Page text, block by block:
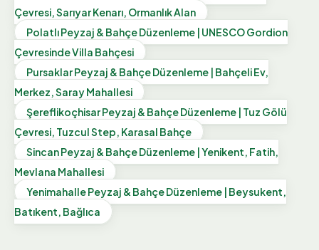
Çevresi, Sarıyar Kenarı, Ormanlık Alan
Polatlı Peyzaj & Bahçe Düzenleme | UNESCO Gordion
Çevresinde Villa Bahçesi
Pursaklar Peyzaj & Bahçe Düzenleme | Bahçeli Ev,
Merkez, Saray Mahallesi
Şereflikoçhisar Peyzaj & Bahçe Düzenleme | Tuz Gölü
Çevresi, Tuzcul Step, Karasal Bahçe
Sincan Peyzaj & Bahçe Düzenleme | Yenikent, Fatih,
Mevlana Mahallesi
Yenimahalle Peyzaj & Bahçe Düzenleme | Beysukent,
Batıkent, Bağlıca